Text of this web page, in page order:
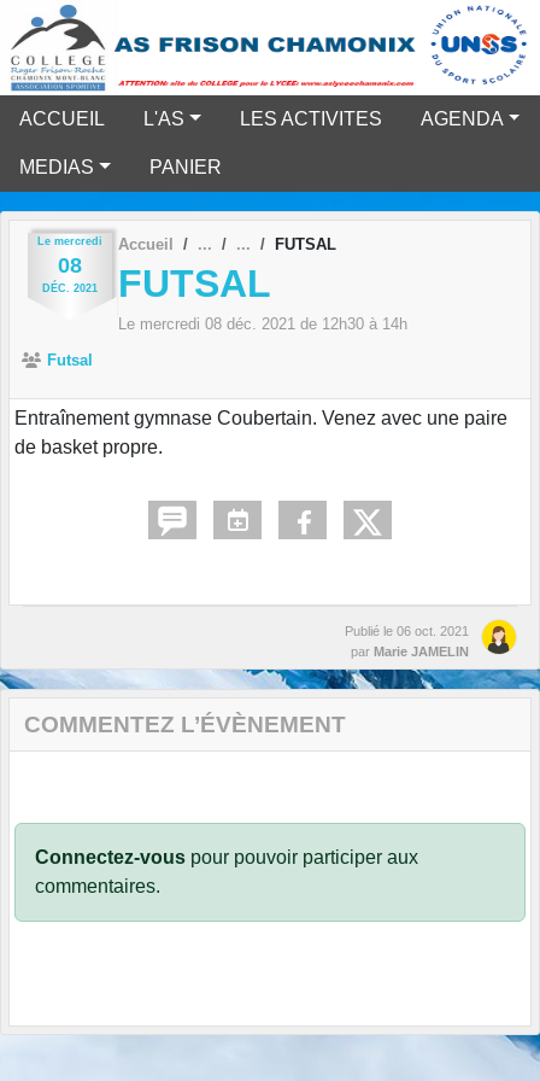
ACCUEIL L'AS LES ACTIVITES AGENDA
MEDIAS PANIER
Le mercredi
08
DÉC. 2021
Accueil FUTSAL
FUTSAL
Le mercredi 08 déc. 2021 de 12h30 à 14h
Futsal
Entraînement gymnase Coubertain. Venez avec une paire
de basket propre.
Publié le 06 oct. 2021
par Marie JAMELIN
COMMENTEZ L’ÉVÈNEMENT
Connectez-vous pour pouvoir participer aux
commentaires.
Panneau de gestion des cookies